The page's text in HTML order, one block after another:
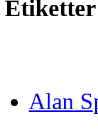
Etiketter
Alan